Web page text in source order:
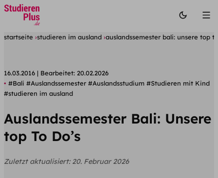
startseite studieren im ausland auslandssemester bali: unsere top to
16.03.2016 Bearbeitet: 20.02.2026
#Bali #Auslandssemester #Auslandsstudium #Studieren mit Kind
#studieren im ausland
Auslandssemester Bali: Unsere
top To Do’s
Zuletzt aktualisiert: 20. Februar 2026